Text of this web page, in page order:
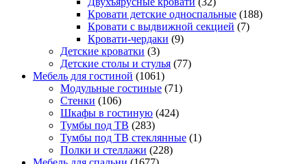
Кровати детские односпальные (188)
Кровати с выдвижной секцией (7)
Кровати-чердаки (9)
Детские кроватки (3)
Детские столы и стулья (77)
Мебель для гостиной (1061)
Модульные гостиные (71)
Стенки (106)
Шкафы в гостиную (424)
Тумбы под ТВ (283)
Тумбы под ТВ стеклянные (1)
Полки и стеллажи (228)